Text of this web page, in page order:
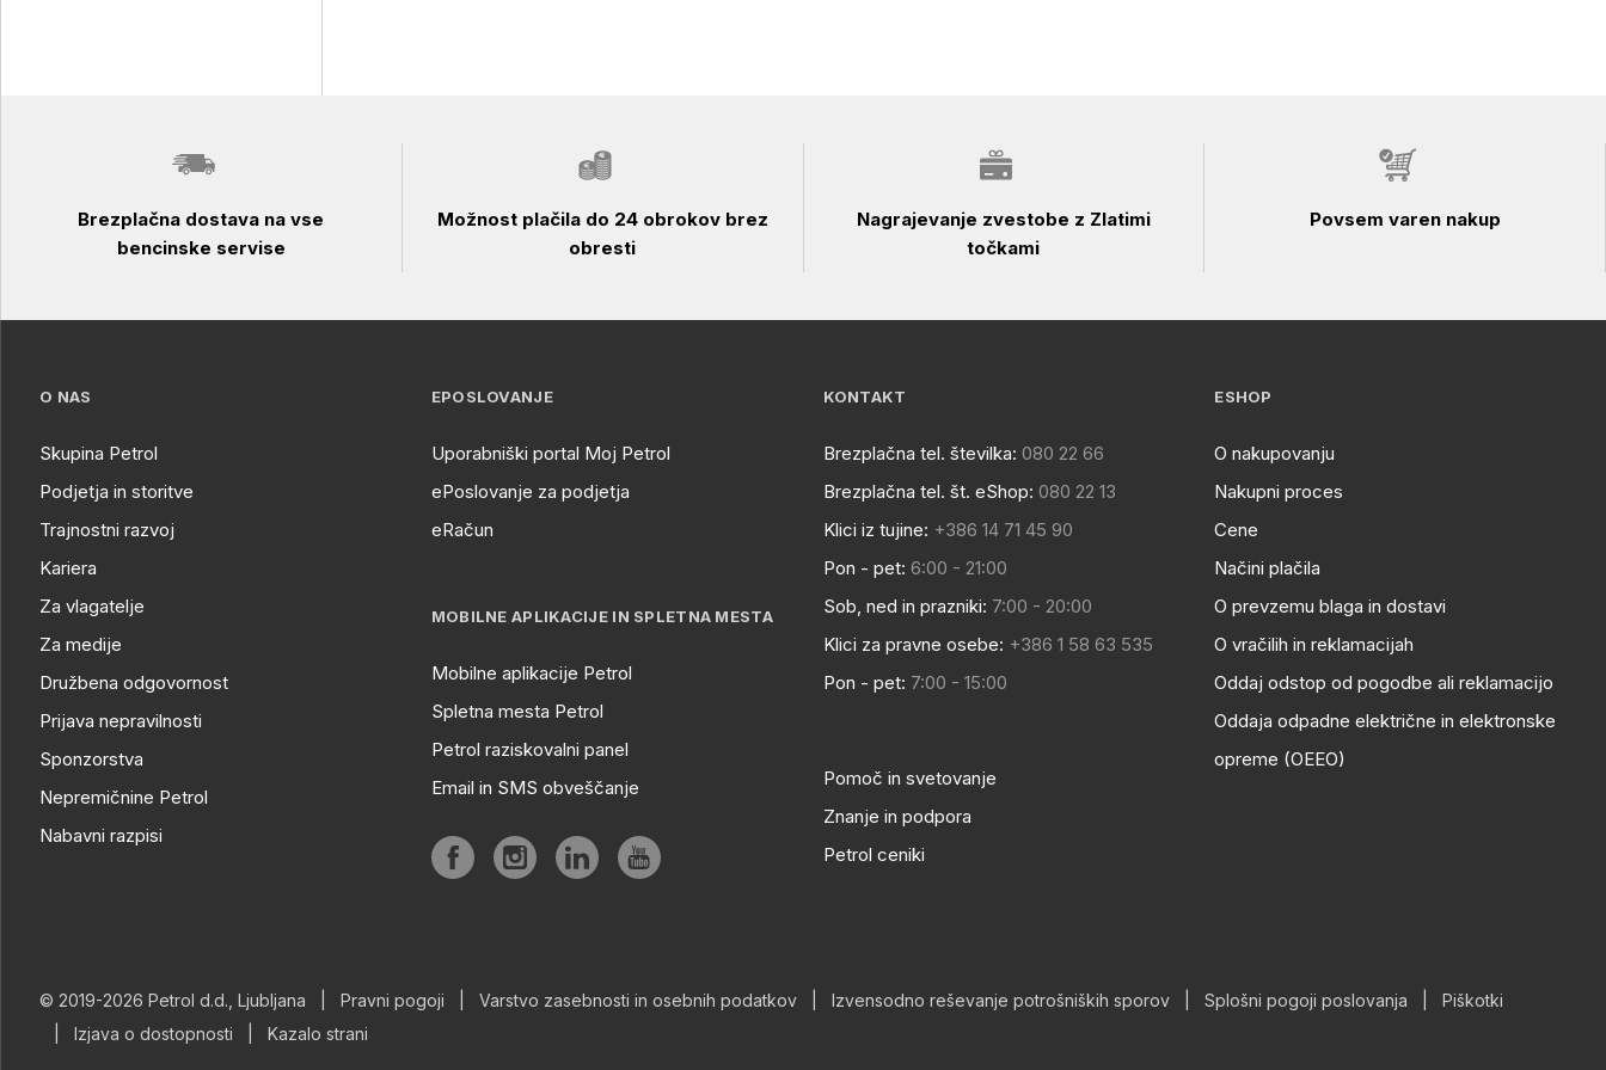
Brezplačna dostava na vse
bencinske servise
Možnost plačila do 24 obrokov brez
obresti
Nagrajevanje zvestobe z Zlatimi
točkami
Povsem varen nakup
O NAS
Skupina Petrol
Podjetja in storitve
Trajnostni razvoj
Kariera
Za vlagatelje
Za medije
Družbena odgovornost
Prijava nepravilnosti
Sponzorstva
Nepremičnine Petrol
Nabavni razpisi
EPOSLOVANJE
Uporabniški portal Moj Petrol
ePoslovanje za podjetja
eRačun
MOBILNE APLIKACIJE IN SPLETNA MESTA
Mobilne aplikacije Petrol
Spletna mesta Petrol
Petrol raziskovalni panel
Email in SMS obveščanje
KONTAKT
Brezplačna tel. številka: 080 22 66
Brezplačna tel. št. eShop: 080 22 13
Klici iz tujine: +386 14 71 45 90
Pon - pet: 6:00 - 21:00
Sob, ned in prazniki: 7:00 - 20:00
Klici za pravne osebe: +386 1 58 63 535
Pon - pet: 7:00 - 15:00
Pomoč in svetovanje
Znanje in podpora
Petrol ceniki
ESHOP
O nakupovanju
Nakupni proces
Cene
Načini plačila
O prevzemu blaga in dostavi
O vračilih in reklamacijah
Oddaj odstop od pogodbe ali reklamacijo
Oddaja odpadne električne in elektronske
opreme (OEEO)
© 2019-2026 Petrol d.d., Ljubljana Pravni pogoji Varstvo zasebnosti in osebnih podatkov Izvensodno reševanje potrošniških sporov Splošni pogoji poslovanja
Piškotki
Izjava o dostopnosti Kazalo strani